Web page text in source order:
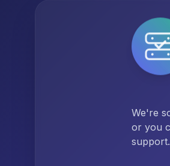
We're
or you
support.